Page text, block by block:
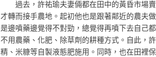
過去，許祐瑜夫妻倆都在田中的黃昏市場賣
才轉而接手農地。起初他也是跟著鄰近的農夫
是邊噴藥邊覺得不對勁，總覺得再噴下去自己
不用農藥、化肥、除草劑的耕種方式。自此，
精、米糠等自製液態肥施用。同時，也在田裡